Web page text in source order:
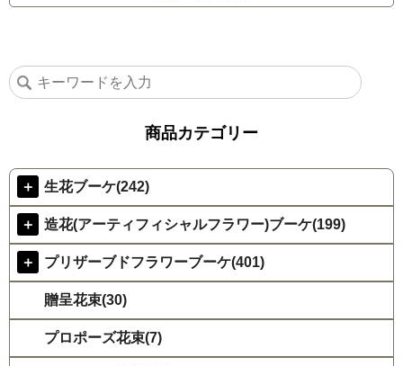
商品カテゴリー
＋ 生花ブーケ(242)
＋ 造花(アーティフィシャルフラワー)ブーケ(199)
＋ プリザーブドフラワーブーケ(401)
贈呈花束(30)
プロポーズ花束(7)